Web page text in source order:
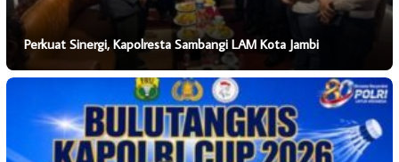
Perkuat Sinergi, Kapolresta Sambangi LAM Kota Jambi